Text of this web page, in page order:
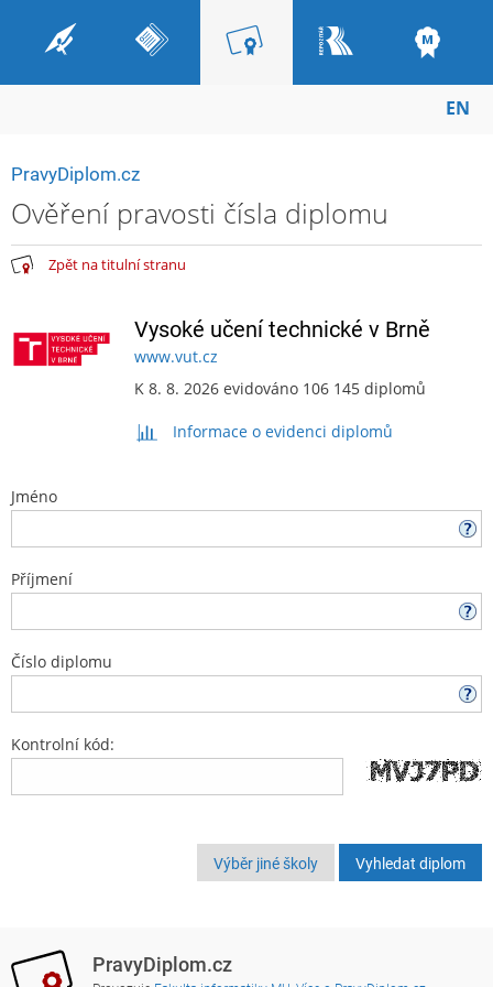
EN
PravyDiplom.cz
Ověření pravosti čísla diplomu
Zpět na titulní stranu
Vysoké učení technické v Brně
www.vut.cz
K 8. 8. 2026 evidováno 106 145 diplomů
Informace o evidenci diplomů
Jméno
Příjmení
Číslo diplomu
Kontrolní kód:
Výběr jiné školy
PravyDiplom.cz